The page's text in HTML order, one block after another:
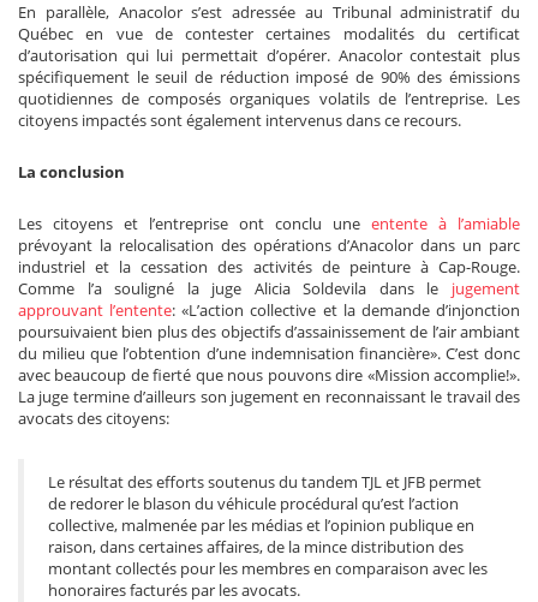
En parallèle, Anacolor s’est adressée au Tribunal administratif du
Québec en vue de contester certaines modalités du certificat
d’autorisation qui lui permettait d’opérer. Anacolor contestait plus
spécifiquement le seuil de réduction imposé de 90% des émissions
quotidiennes de composés organiques volatils de l’entreprise. Les
citoyens impactés sont également intervenus dans ce recours.
La conclusion
Les citoyens et l’entreprise ont conclu une entente à l’amiable
prévoyant la relocalisation des opérations d’Anacolor dans un parc
industriel et la cessation des activités de peinture à Cap-Rouge.
Comme l’a souligné la juge Alicia Soldevila dans le jugement
approuvant l’entente: «L’action collective et la demande d’injonction
poursuivaient bien plus des objectifs d’assainissement de l’air ambiant
du milieu que l’obtention d’une indemnisation financière». C’est donc
avec beaucoup de fierté que nous pouvons dire «Mission accomplie!».
La juge termine d’ailleurs son jugement en reconnaissant le travail des
avocats des citoyens:
Le résultat des efforts soutenus du tandem TJL et JFB permet
de redorer le blason du véhicule procédural qu’est l’action
collective, malmenée par les médias et l’opinion publique en
raison, dans certaines affaires, de la mince distribution des
montant collectés pour les membres en comparaison avec les
honoraires facturés par les avocats.